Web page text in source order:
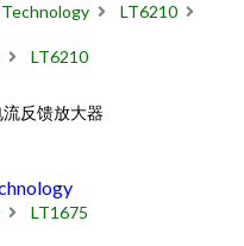
LT6210
LT6210
反馈放大器
LT1675